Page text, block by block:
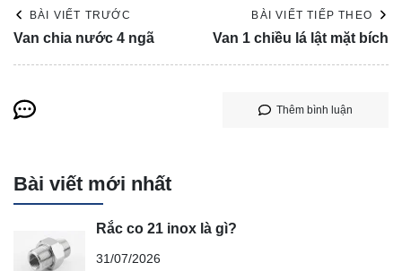
BÀI VIẾT TRƯỚC
Van chia nước 4 ngã
BÀI VIẾT TIẾP THEO
Van 1 chiều lá lật mặt bích
Thêm bình luận
Bài viết mới nhất
Rắc co 21 inox là gì?
31/07/2026